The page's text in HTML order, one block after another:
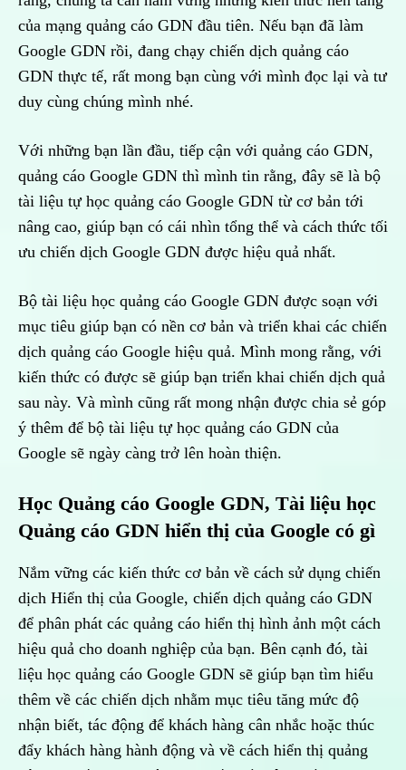
của mạng quảng cáo GDN đầu tiên. Nếu bạn đã làm
Google GDN rồi, đang chạy chiến dịch quảng cáo
GDN thực tế, rất mong bạn cùng với mình đọc lại và tư
duy cùng chúng mình nhé.
Với những bạn lần đầu, tiếp cận với quảng cáo GDN,
quảng cáo Google GDN thì mình tin rằng, đây sẽ là bộ
tài liệu tự học quảng cáo Google GDN từ cơ bản tới
nâng cao, giúp bạn có cái nhìn tổng thể và cách thức tối
ưu chiến dịch Google GDN được hiệu quả nhất.
Bộ tài liệu học quảng cáo Google GDN được soạn với
mục tiêu giúp bạn có nền cơ bản và triển khai các chiến
dịch quảng cáo Google hiệu quả. Mình mong rằng, với
kiến thức có được sẽ giúp bạn triển khai chiến dịch quả
sau này. Và mình cũng rất mong nhận được chia sẻ góp
ý thêm để bộ tài liệu tự học quảng cáo GDN của
Google sẽ ngày càng trở lên hoàn thiện.
Học Quảng cáo Google GDN, Tài liệu học
Quảng cáo GDN hiển thị của Google có gì
Nắm vững các kiến thức cơ bản về cách sử dụng chiến
dịch Hiển thị của Google, chiến dịch quảng cáo GDN
để phân phát các quảng cáo hiển thị hình ảnh một cách
hiệu quả cho doanh nghiệp của bạn. Bên cạnh đó, tài
liệu học quảng cáo Google GDN sẽ giúp bạn tìm hiểu
thêm về các chiến dịch nhằm mục tiêu tăng mức độ
nhận biết, tác động để khách hàng cân nhắc hoặc thúc
đẩy khách hàng hành động và về cách hiển thị quảng